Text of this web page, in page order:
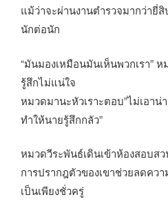
แม้ว่าจะผ่านงานตำรวจมากว่ายี่
นักต่อนัก
“มันมองเหมือนมันเห็นพวกเรา”
รู้สึกไม่แน่ใจ
หมวดมานะหัวเราะตอบ”ไม่เอา
ทำให้นายรู้สึกกลัว”
หมวดวีระพันธ์เดินเข้าห้องสอบ
การปรากฎตัวของเขาช่วยลดคว
เป็นเพียงชั่วครู่